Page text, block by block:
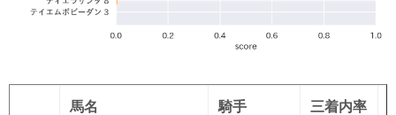
馬名 騎手 三着内率